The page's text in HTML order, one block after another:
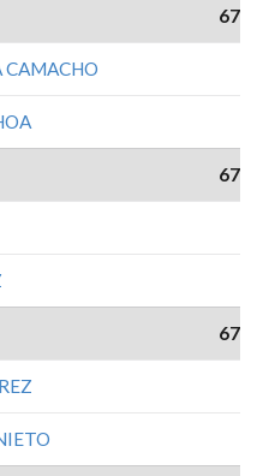
67
CAMACHO
67
67